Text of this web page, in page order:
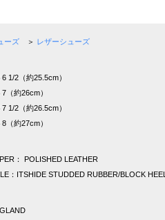
ーズ ＞ レザーシューズ
6 1/2（約25.5cm）
（約26cm）
7 1/2（約26.5cm）
（約27cm）
： POLISHED LEATHER
：ITSHIDE STUDDED RUBBER/BLOCK HEEL